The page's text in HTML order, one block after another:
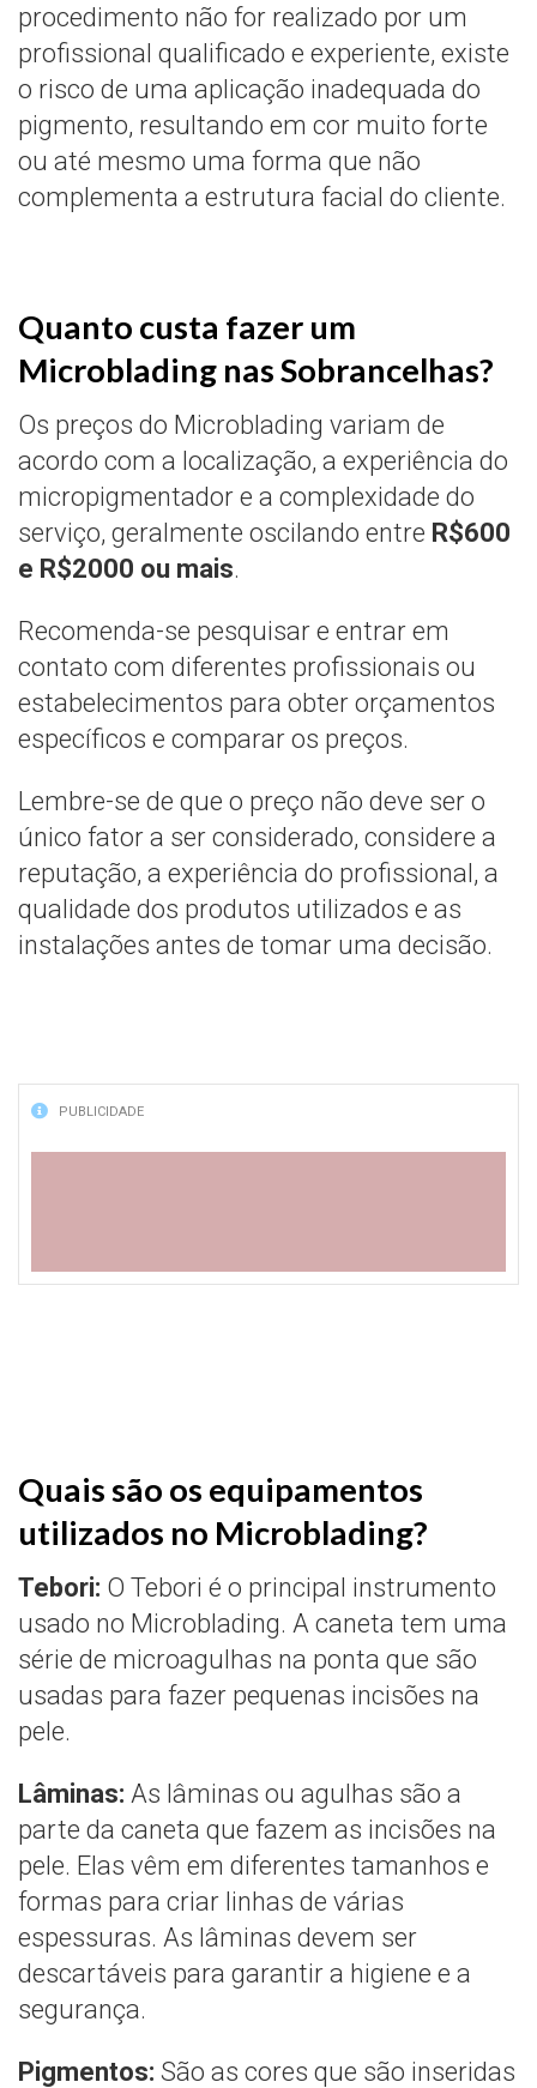
procedimento não for realizado por um
profissional qualificado e experiente, existe
o risco de uma aplicação inadequada do
pigmento, resultando em cor muito forte
ou até mesmo uma forma que não
complementa a estrutura facial do cliente.
Quanto custa fazer um
Microblading nas Sobrancelhas?
Os preços do Microblading variam de
acordo com a localização, a experiência do
micropigmentador e a complexidade do
serviço, geralmente oscilando entre R$600
e R$2000 ou mais.
Recomenda-se pesquisar e entrar em
contato com diferentes profissionais ou
estabelecimentos para obter orçamentos
específicos e comparar os preços.
Lembre-se de que o preço não deve ser o
único fator a ser considerado, considere a
reputação, a experiência do profissional, a
qualidade dos produtos utilizados e as
instalações antes de tomar uma decisão.
PUBLICIDADE
Quais são os equipamentos
utilizados no Microblading?
Tebori: O Tebori é o principal instrumento
usado no Microblading. A caneta tem uma
série de microagulhas na ponta que são
usadas para fazer pequenas incisões na
pele.
Lâminas: As lâminas ou agulhas são a
parte da caneta que fazem as incisões na
pele. Elas vêm em diferentes tamanhos e
formas para criar linhas de várias
espessuras. As lâminas devem ser
descartáveis para garantir a higiene e a
segurança.
Pigmentos: São as cores que são inseridas